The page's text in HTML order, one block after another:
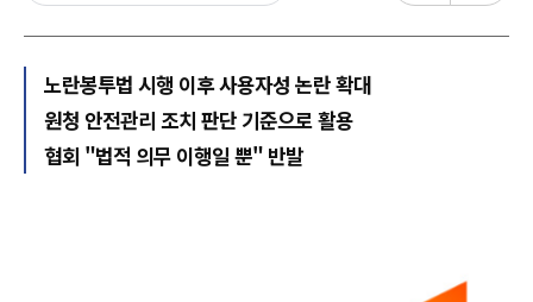
노란봉투법 시행 이후 사용자성 논란 확대
원청 안전관리 조치 판단 기준으로 활용
협회 "법적 의무 이행일 뿐" 반발